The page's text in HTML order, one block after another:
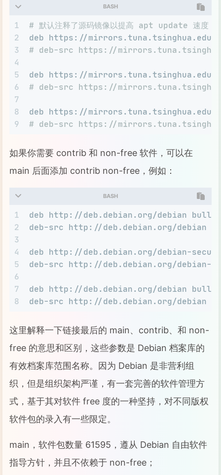
BASH
1
2
3
4
5
6
7
8
9
# 默认注释了源码镜像以提高 apt update 速度，
deb https://
# deb-src https://
deb https://
# deb-src https://
deb https://
# deb-src https://
如果你需要 contrib 和 non-free 软件，可以在
main 后面添加 contrib non-free，例如：
BASH
1
2
3
4
5
6
7
8
deb http://deb.debian.org/debian
deb-src http://deb.debian.org/debian
deb http://deb.debian.org/debian-
deb-src http://deb.debian.org/debian-
deb http://deb.debian.org/debian
deb-src http://deb.debian.org/debian
这里解释一下链接最后的 main、contrib、和 non-
free 的意思和区别，这些参数是 Debian 档案库的
有效档案库范围名称。因为 Debian 是非营利组
织，但是组织架构严谨，有一套完善的软件管理方
式，基于其对软件 free 度的一种坚持，对不同版权
软件包的录入有一些限定。
main，软件包数量 61595，遵从 Debian 自由软件
指导方针，并且不依赖于 non-free；